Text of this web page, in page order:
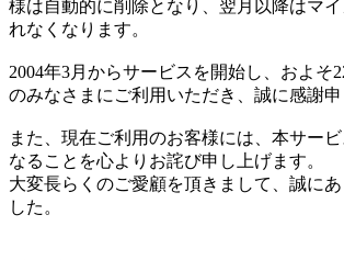
様は自動的に削除となり、翌月以降はマ
れなくなります。
2004年3月からサービスを開始し、およそ
のみなさまにご利用いただき、誠に感謝申
また、現在ご利用のお客様には、本サー
なることを心よりお詫び申し上げます。
大変長らくのご愛顧を頂きまして、誠に
した。